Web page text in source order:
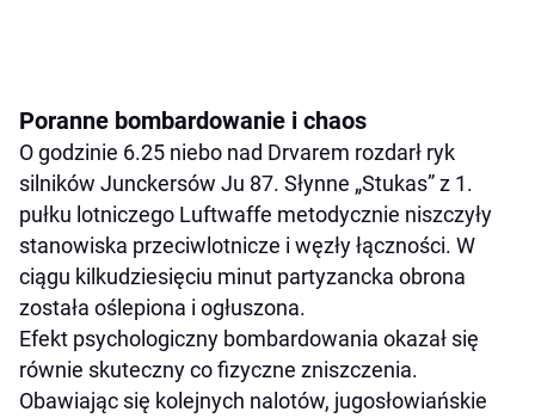
Poranne bombardowanie i chaos
O godzinie 6.25 niebo nad Drvarem rozdarł ryk
silników Junckersów Ju 87. Słynne „Stukas” z 1.
pułku lotniczego Luftwaffe metodycznie niszczyły
stanowiska przeciwlotnicze i węzły łączności. W
ciągu kilkudziesięciu minut partyzancka obrona
została oślepiona i ogłuszona.
Efekt psychologiczny bombardowania okazał się
równie skuteczny co fizyczne zniszczenia.
Obawiając się kolejnych nalotów, jugosłowiańskie